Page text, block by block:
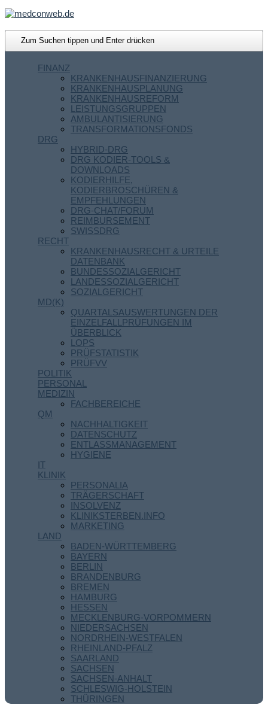
FINANZ
KRANKENHAUSFINANZIERUNG
KRANKENHAUSPLANUNG
KRANKENHAUSREFORM
LEISTUNGSGRUPPEN
AMBULANTISIERUNG
TRANSFORMATIONSFONDS
DRG
HYBRID-DRG
DRG KODIER-TOOLS &
DOWNLOADS
KODIERHILFE,
KODIERBROSCHÜREN &
EMPFEHLUNGEN
DRG-CHAT/FORUM
REIMBURSEMENT
SWISSDRG
RECHT
KRANKENHAUSRECHT & URTEILE
DATENBANK
BUNDESSOZIALGERICHT
LANDESSOZIALGERICHT
SOZIALGERICHT
MD(K)
QUARTALSAUSWERTUNGEN DER
EINZELFALLPRÜFUNGEN IM
ÜBERBLICK
LOPS
PRÜFSTATISTIK
PRÜFVV
POLITIK
PERSONAL
MEDIZIN
FACHBEREICHE
QM
NACHHALTIGKEIT
DATENSCHUTZ
ENTLASSMANAGEMENT
HYGIENE
IT
KLINIK
PERSONALIA
TRÄGERSCHAFT
INSOLVENZ
KLINIKSTERBEN.INFO
MARKETING
LAND
BADEN-WÜRTTEMBERG
BAYERN
BERLIN
BRANDENBURG
BREMEN
HAMBURG
HESSEN
MECKLENBURG-VORPOMMERN
NIEDERSACHSEN
NORDRHEIN-WESTFALEN
RHEINLAND-PFALZ
SAARLAND
SACHSEN
SACHSEN-ANHALT
SCHLESWIG-HOLSTEIN
THÜRINGEN